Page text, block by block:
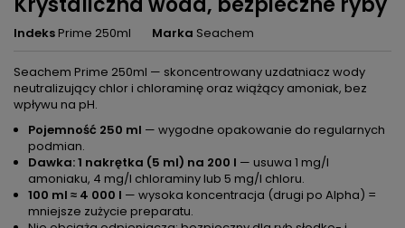
IndeksPrime 250ml Marka Seachem
Seachem Prime 250ml — skoncentrowany uzdatniacz wody
neutralizujący chlor i chloraminę oraz wiążący amoniak, bez
wpływu na pH.
Pojemność 250 ml — wygodne opakowanie do regularnych
podmian.
Dawka: 1 nakrętka (5 ml) na 200 l — usuwa 1 mg/l
amoniaku, 4 mg/l chloraminy lub 5 mg/l chloru.
100 ml ≈ 4 000 l — wysoka koncentracja (drugi po Alpha) =
mniejsze zużycie preparatu.